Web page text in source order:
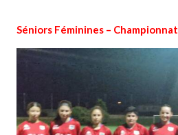
Séniors Féminines – Championnat